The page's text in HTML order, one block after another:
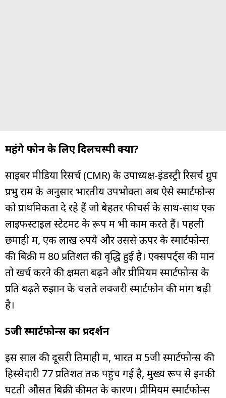
महंगे फोन के लिए दिलचस्पी क्यों?
साइबर मीडिया रिसर्च (CMR) के उपाध्यक्ष-इंडस्ट्री रिसर्च ग्रुप
प्रभु राम के अनुसार भारतीय उपभोक्ता अब ऐसे स्मार्टफोन्स
को प्राथमिकता दे रहे हैं जो बेहतर फीचर्स के साथ-साथ एक
लाइफस्टाइल स्टेटमेंट के रूप में भी काम करते हैं। पहली
छमाही में, एक लाख रुपये और उससे ऊपर के स्मार्टफोन्स
की बिक्री में 80 प्रतिशत की वृद्धि हुई है। एक्सपर्ट्स की मानें
तो खर्च करने की क्षमता बढ़ने और प्रीमियम स्मार्टफोन्स के
प्रति बढ़ते रुझान के चलते लक्जरी स्मार्टफोन की मांग बढ़ी
है।
5जी स्मार्टफोन्स का प्रदर्शन
इस साल की दूसरी तिमाही में, भारत में 5जी स्मार्टफोन्स की
हिस्सेदारी 77 प्रतिशत तक पहुंच गई है, मुख्य रूप से इनकी
घटती औसत बिक्री कीमत के कारण। प्रीमियम स्मार्टफोन्स